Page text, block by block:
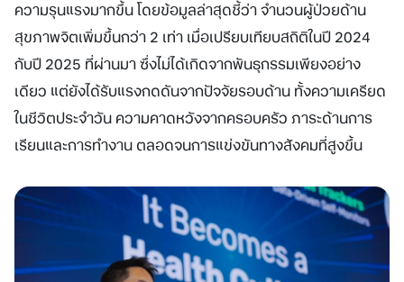
ความรุนแรงมากขึ้น โดยข้อมูลล่าสุดชี้ว่า จำนวนผู้ป่วยด้าน
สุขภาพจิตเพิ่มขึ้นกว่า 2 เท่า เมื่อเปรียบเทียบสถิติในปี 2024
กับปี 2025 ที่ผ่านมา ซึ่งไม่ได้เกิดจากพันธุกรรมเพียงอย่าง
เดียว แต่ยังได้รับแรงกดดันจากปัจจัยรอบด้าน ทั้งความเครียด
ในชีวิตประจำวัน ความคาดหวังจากครอบครัว ภาระด้านการ
เรียนและการทำงาน ตลอดจนการแข่งขันทางสังคมที่สูงขึ้น